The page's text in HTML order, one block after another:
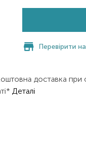
Перевірити
доставка при
Деталі